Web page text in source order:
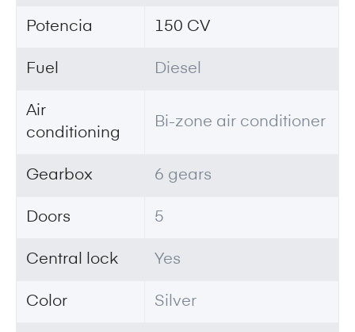
Potencia 150 CV
Fuel Diesel
Air
conditioning
Bi-zone air conditioner
Gearbox 6 gears
Doors 5
Central lock Yes
Color Silver